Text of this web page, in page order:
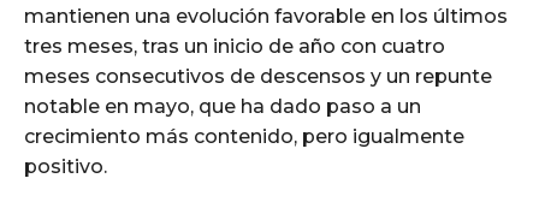
mantienen una evolución favorable en los últimos
tres meses, tras un inicio de año con cuatro
meses consecutivos de descensos y un repunte
notable en mayo, que ha dado paso a un
crecimiento más contenido, pero igualmente
positivo.